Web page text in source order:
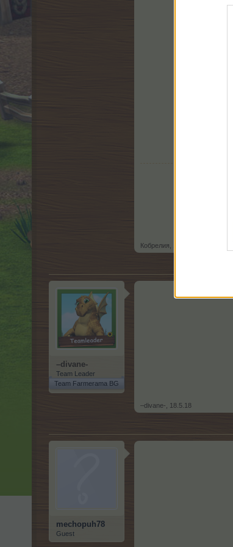
Кобрелия
–divane-
Team Leader
Team Farmerama BG
–divane- 18.5.18
mechopuh78
Guest